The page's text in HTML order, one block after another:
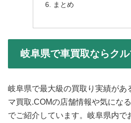
まとめ
岐阜県で車買取ならク
岐阜県で最大級の買取り実績があ
マ買取.COMの店舗情報や気にな
でご紹介しています。岐阜県内で